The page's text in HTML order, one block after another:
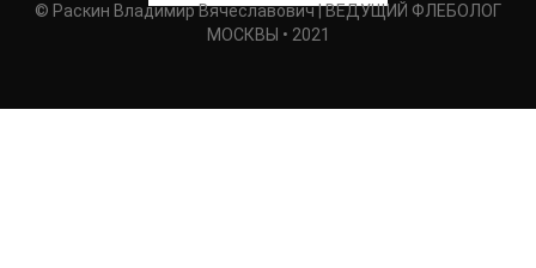
© Раскин Владимир Вячеславович | ВЕДУЩИЙ ФЛЕБОЛОГ
МОСКВЫ • 2021